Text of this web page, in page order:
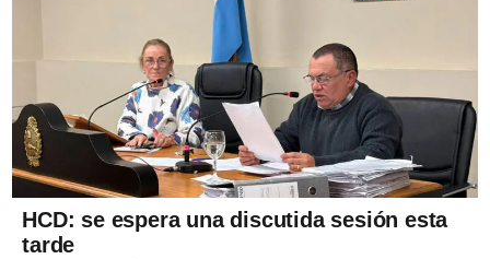
HCD: se espera una discutida sesión esta
tarde